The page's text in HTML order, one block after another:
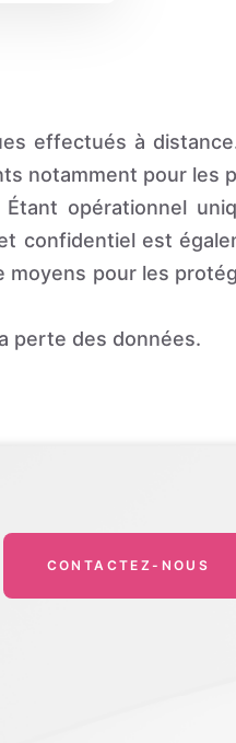
effectués à
notamment pour les
opérationnel
confidentiel est
pour les
perte des données.
CONTACTEZ-NOUS